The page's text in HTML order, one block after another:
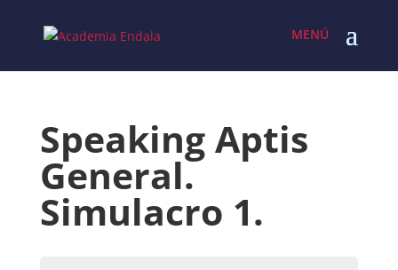
content
Speaking Aptis
General.
Simulacro 1.